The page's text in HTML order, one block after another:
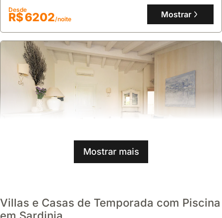
Desde
R$ 6202/noite Mostrar
Leucia Cervo By Klodge A Porto Cervo Retreat
chalé Arzachena
Mostrar mais
Villas e Casas de Temporada com Piscina
em Sardinia